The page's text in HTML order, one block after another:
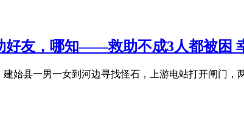
好友，哪知——救助不成3人都被困
始县一男一女到河边寻找怪石，上游电站打开闸门